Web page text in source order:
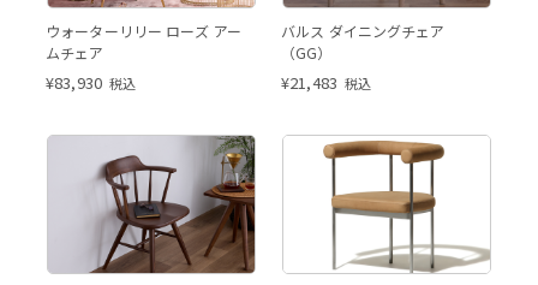
ウォーターリリー ローズ アー
ムチェア
¥83,930 税込
バルス ダイニングチェア
（GG）
¥21,483 税込